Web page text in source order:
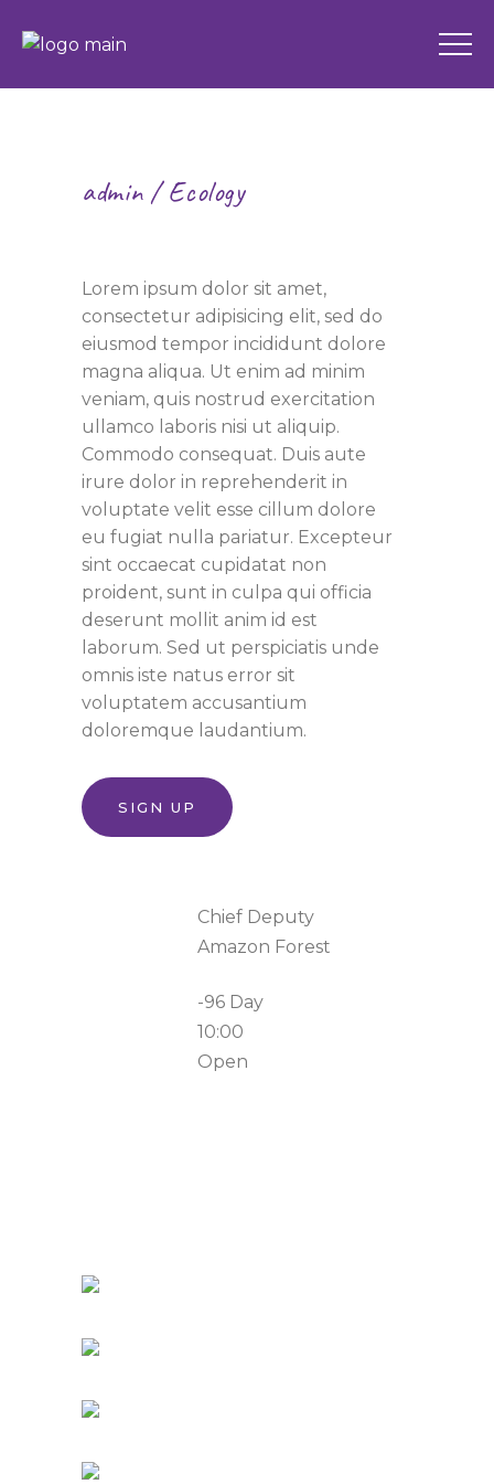
admin Ecology
Lorem ipsum dolor sit amet,
consectetur adipisicing elit, sed do
eiusmod tempor incididunt dolore
magna aliqua. Ut enim ad minim
veniam, quis nostrud exercitation
ullamco laboris nisi ut aliquip.
Commodo consequat. Duis aute
irure dolor in reprehenderit in
voluptate velit esse cillum dolore
eu fugiat nulla pariatur. Excepteur
sint occaecat cupidatat non
proident, sunt in culpa qui officia
deserunt mollit anim id est
laborum. Sed ut perspiciatis unde
omnis iste natus error sit
voluptatem accusantium
doloremque laudantium.
SIGN UP
Chief Deputy
Amazon Forest
-96 Day
10:00
Open